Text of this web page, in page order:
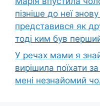
пізніше до неї
представився як
тоді ким був
У речах мами я
вирішила поїхати
мені незнайомий